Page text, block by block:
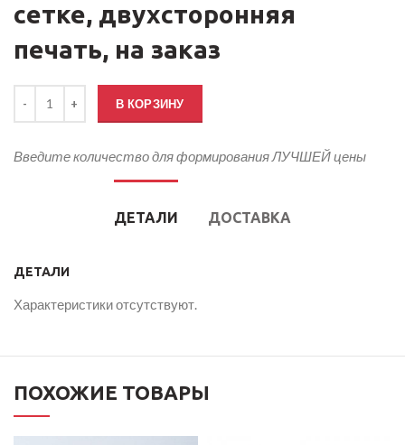
сетке, двухсторонняя
печать, на заказ
В КОРЗИНУ
Введите количество для формирования ЛУЧШЕЙ цены
ДЕТАЛИ ДОСТАВКА
ДЕТАЛИ
Характеристики отсутствуют.
ПОХОЖИЕ ТОВАРЫ